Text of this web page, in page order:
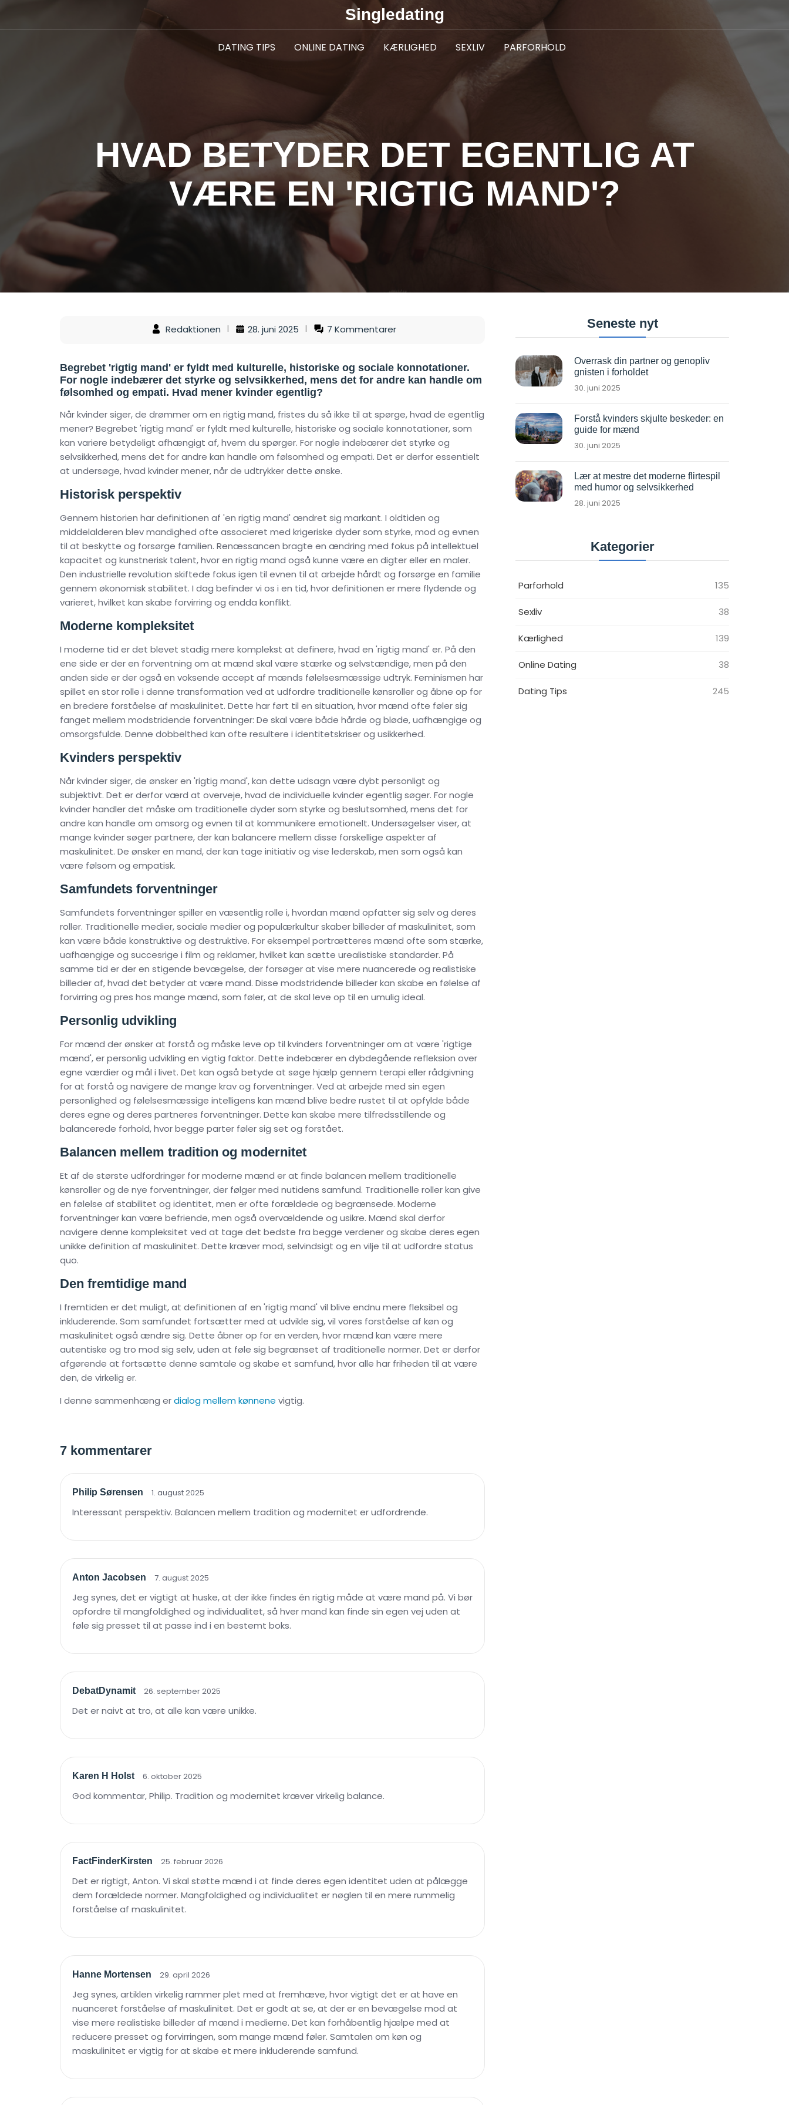
Singledating
DATING TIPS ONLINE DATING KÆRLIGHED SEXLIV PARFORHOLD
HVAD BETYDER DET EGENTLIG AT
VÆRE EN 'RIGTIG MAND'?
Redaktionen 28. juni 2025 7 Kommentarer
Begrebet 'rigtig mand' er fyldt med kulturelle, historiske og sociale konnotationer.
For nogle indebærer det styrke og selvsikkerhed, mens det for andre kan handle om
følsomhed og empati. Hvad mener kvinder egentlig?
Når kvinder siger, de drømmer om en rigtig mand, fristes du så ikke til at spørge, hvad de egentlig
mener? Begrebet 'rigtig mand' er fyldt med kulturelle, historiske og sociale konnotationer, som
kan variere betydeligt afhængigt af, hvem du spørger. For nogle indebærer det styrke og
selvsikkerhed, mens det for andre kan handle om følsomhed og empati. Det er derfor essentielt
at undersøge, hvad kvinder mener, når de udtrykker dette ønske.
Historisk perspektiv
Gennem historien har definitionen af 'en rigtig mand' ændret sig markant. I oldtiden og
middelalderen blev mandighed ofte associeret med krigeriske dyder som styrke, mod og evnen
til at beskytte og forsørge familien. Renæssancen bragte en ændring med fokus på intellektuel
kapacitet og kunstnerisk talent, hvor en rigtig mand også kunne være en digter eller en maler.
Den industrielle revolution skiftede fokus igen til evnen til at arbejde hårdt og forsørge en familie
gennem økonomisk stabilitet. I dag befinder vi os i en tid, hvor definitionen er mere flydende og
varieret, hvilket kan skabe forvirring og endda konflikt.
Moderne kompleksitet
I moderne tid er det blevet stadig mere komplekst at definere, hvad en 'rigtig mand' er. På den
ene side er der en forventning om at mænd skal være stærke og selvstændige, men på den
anden side er der også en voksende accept af mænds følelsesmæssige udtryk. Feminismen har
spillet en stor rolle i denne transformation ved at udfordre traditionelle kønsroller og åbne op for
en bredere forståelse af maskulinitet. Dette har ført til en situation, hvor mænd ofte føler sig
fanget mellem modstridende forventninger: De skal være både hårde og bløde, uafhængige og
omsorgsfulde. Denne dobbelthed kan ofte resultere i identitetskriser og usikkerhed.
Kvinders perspektiv
Når kvinder siger, de ønsker en 'rigtig mand', kan dette udsagn være dybt personligt og
subjektivt. Det er derfor værd at overveje, hvad de individuelle kvinder egentlig søger. For nogle
kvinder handler det måske om traditionelle dyder som styrke og beslutsomhed, mens det for
andre kan handle om omsorg og evnen til at kommunikere emotionelt. Undersøgelser viser, at
mange kvinder søger partnere, der kan balancere mellem disse forskellige aspekter af
maskulinitet. De ønsker en mand, der kan tage initiativ og vise lederskab, men som også kan
være følsom og empatisk.
Samfundets forventninger
Samfundets forventninger spiller en væsentlig rolle i, hvordan mænd opfatter sig selv og deres
roller. Traditionelle medier, sociale medier og populærkultur skaber billeder af maskulinitet, som
kan være både konstruktive og destruktive. For eksempel portrætteres mænd ofte som stærke,
uafhængige og succesrige i film og reklamer, hvilket kan sætte urealistiske standarder. På
samme tid er der en stigende bevægelse, der forsøger at vise mere nuancerede og realistiske
billeder af, hvad det betyder at være mand. Disse modstridende billeder kan skabe en følelse af
forvirring og pres hos mange mænd, som føler, at de skal leve op til en umulig ideal.
Personlig udvikling
For mænd der ønsker at forstå og måske leve op til kvinders forventninger om at være 'rigtige
mænd', er personlig udvikling en vigtig faktor. Dette indebærer en dybdegående refleksion over
egne værdier og mål i livet. Det kan også betyde at søge hjælp gennem terapi eller rådgivning
for at forstå og navigere de mange krav og forventninger. Ved at arbejde med sin egen
personlighed og følelsesmæssige intelligens kan mænd blive bedre rustet til at opfylde både
deres egne og deres partneres forventninger. Dette kan skabe mere tilfredsstillende og
balancerede forhold, hvor begge parter føler sig set og forstået.
Balancen mellem tradition og modernitet
Et af de største udfordringer for moderne mænd er at finde balancen mellem traditionelle
kønsroller og de nye forventninger, der følger med nutidens samfund. Traditionelle roller kan give
en følelse af stabilitet og identitet, men er ofte forældede og begrænsede. Moderne
forventninger kan være befriende, men også overvældende og usikre. Mænd skal derfor
navigere denne kompleksitet ved at tage det bedste fra begge verdener og skabe deres egen
unikke definition af maskulinitet. Dette kræver mod, selvindsigt og en vilje til at udfordre status
quo.
Den fremtidige mand
I fremtiden er det muligt, at definitionen af en 'rigtig mand' vil blive endnu mere fleksibel og
inkluderende. Som samfundet fortsætter med at udvikle sig, vil vores forståelse af køn og
maskulinitet også ændre sig. Dette åbner op for en verden, hvor mænd kan være mere
autentiske og tro mod sig selv, uden at føle sig begrænset af traditionelle normer. Det er derfor
afgørende at fortsætte denne samtale og skabe et samfund, hvor alle har friheden til at være
den, de virkelig er.
I denne sammenhæng erdialog mellem kønnene vigtig.
7 kommentarer
Philip Sørensen 1. august 2025
Interessant perspektiv. Balancen mellem tradition og modernitet er udfordrende.
Anton Jacobsen 7. august 2025
Jeg synes, det er vigtigt at huske, at der ikke findes én rigtig måde at være mand på. Vi bør
opfordre til mangfoldighed og individualitet, så hver mand kan finde sin egen vej uden at
føle sig presset til at passe ind i en bestemt boks.
DebatDynamit 26. september 2025
Det er naivt at tro, at alle kan være unikke.
Karen H Holst 6. oktober 2025
God kommentar, Philip. Tradition og modernitet kræver virkelig balance.
FactFinderKirsten 25. februar 2026
Det er rigtigt, Anton. Vi skal støtte mænd i at finde deres egen identitet uden at pålægge
dem forældede normer. Mangfoldighed og individualitet er nøglen til en mere rummelig
forståelse af maskulinitet.
Hanne Mortensen 29. april 2026
Jeg synes, artiklen virkelig rammer plet med at fremhæve, hvor vigtigt det er at have en
nuanceret forståelse af maskulinitet. Det er godt at se, at der er en bevægelse mod at
vise mere realistiske billeder af mænd i medierne. Det kan forhåbentlig hjælpe med at
reducere presset og forvirringen, som mange mænd føler. Samtalen om køn og
maskulinitet er vigtig for at skabe et mere inkluderende samfund.
Seneste nyt
Overrask din partner og genopliv
gnisten i forholdet
30. juni 2025
Forstå kvinders skjulte beskeder: en
guide for mænd
30. juni 2025
Lær at mestre det moderne flirtespil
med humor og selvsikkerhed
28. juni 2025
Kategorier
Parforhold 135
Sexliv 38
Kærlighed 139
Online Dating 38
Dating Tips 245